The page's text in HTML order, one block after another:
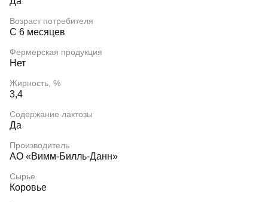
Возраст потребителя
С 6 месяцев
Фермерская продукция
Нет
Жирность, %
3,4
Содержание лактозы
Да
Производитель
АО «Вимм-Билль-Данн»
Сырье
Коровье